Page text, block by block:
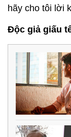
hãy cho tôi lời
Độc giả giấu